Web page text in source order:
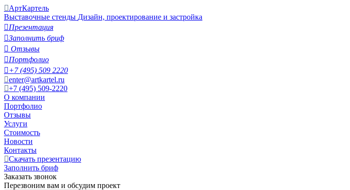
АртКартель
Выставочные стенды Дизайн, проектирование и застройка
Презентация
Заполнить бриф
 Отзывы
Портфолио
+7 (495) 509 2220
enter@artkartel.ru
+7 (495) 509-2220
О компании
Портфолио
Отзывы
Услуги
Стоимость
Новости
Контакты
Скачать презентацию
Заполнить бриф
Заказать звонок
Перезвоним вам и обсудим проект